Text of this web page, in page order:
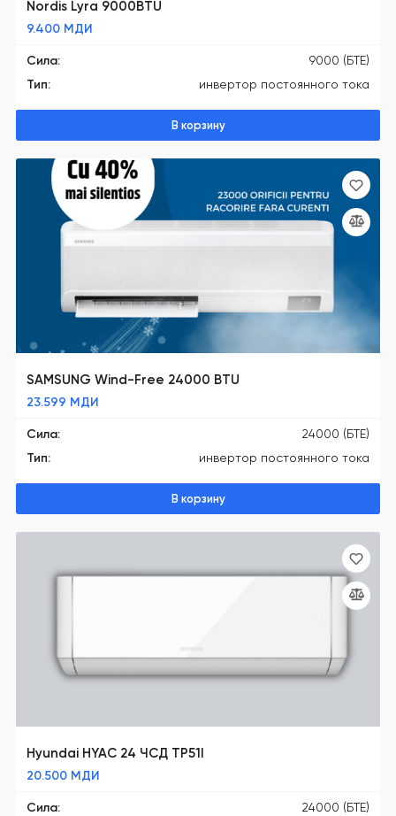
Nordis Lyra 9000BTU
9.400 МДИ
Сила:
9000 (БТЕ)
Тип: инвертор постоянного тока
В корзину
SAMSUNG Wind-Free 24000 BTU
23.599 МДИ
Сила:
24000 (БТЕ)
Тип: инвертор постоянного тока
В корзину
Hyundai HYAC 24 ЧСД TP51I
20.500 МДИ
Сила:
24000 (БТЕ)